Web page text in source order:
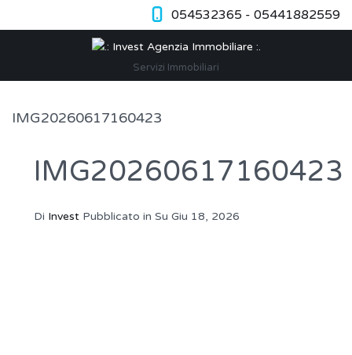
054532365 - 05441882559
Servizi Immobiliari
IMG20260617160423
IMG20260617160423
Di Invest Pubblicato in Su Giu 18, 2026